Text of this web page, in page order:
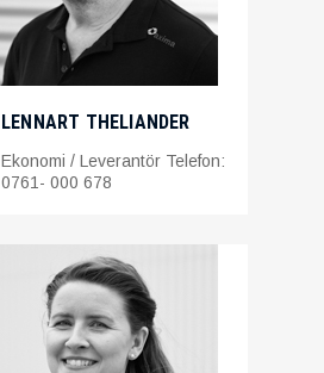
LENNART THELIANDER
Ekonomi / Leverantör Telefon:
0761- 000 678